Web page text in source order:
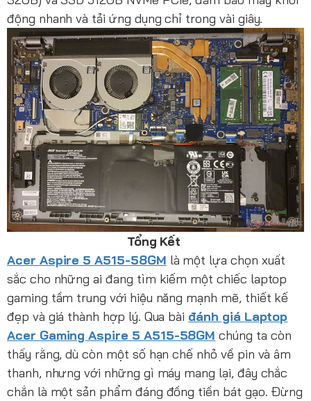
động nhanh và tải ứng dụng chỉ trong vài giây.
Tổng Kết
Acer Aspire 5A515-58GM là một lựa chọn xuất
sắc cho những ai đang tìm kiếm một chiếc laptop
gaming tầm trung với hiệu năng mạnh mẽ, thiết kế
đẹp và giá thành hợp lý. Qua bài đánh giá Laptop
Acer Gaming Aspire 5 A515-58GM chúng ta còn
thấy rằng, dù còn một số hạn chế nhỏ về pin và âm
thanh, nhưng với những gì máy mang lại, đây chắc
chắn là một sản phẩm đáng đồng tiền bát gạo. Đừng